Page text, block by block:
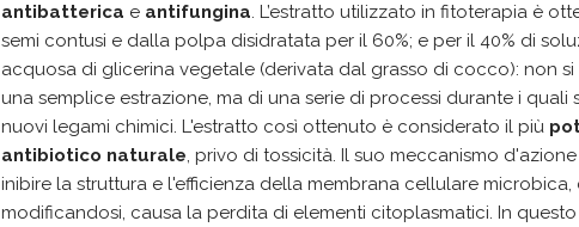
antibatterica e antifungina. L’estratto utilizzato in fitoterapia è
semi contusi e dalla polpa disidratata per il 60%; e per il 40% di
acquosa di glicerina vegetale (derivata dal grasso di cocco): non si
una semplice estrazione, ma di una serie di processi durante i quali
nuovi legami chimici. L'estratto così ottenuto è considerato il più
antibiotico naturale, privo di tossicità. Il suo meccanismo
inibire la struttura e l'efficienza della membrana cellulare microbica,
modificandosi, causa la perdita di elementi citoplasmatici. In